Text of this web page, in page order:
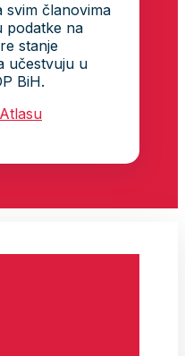
svim članovima
podatke na
stanje
učestvuju u
BiH.